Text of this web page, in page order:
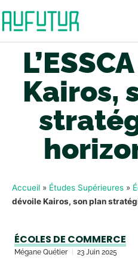
Kairos,
Accueil » Études Supérieures »
dévoile Kairos, son plan
ÉCOLES DE COMMERCE
Mégane Quétier 23 Juin 2025